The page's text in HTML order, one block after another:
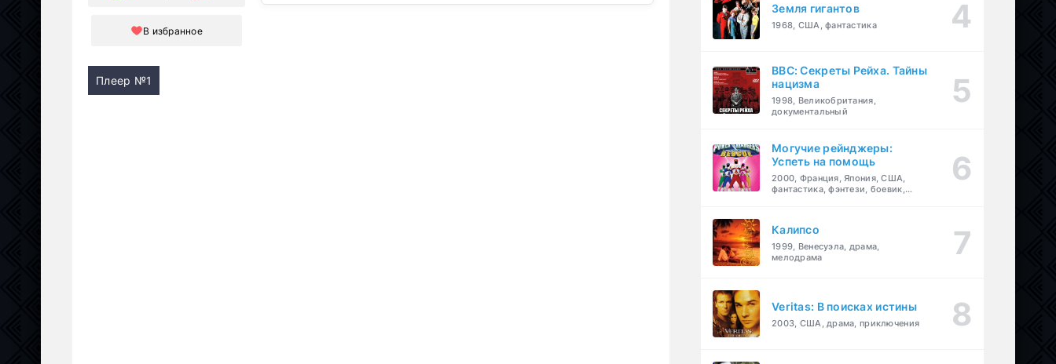
В избранное
Плеер №1
Земля гигантов
1968, США, фантастика
BBC: Секреты Рейха. Тайны
нацизма
1998, Великобритания,
документальный
Могучие рейнджеры:
Успеть на помощь
2000, Франция, Япония, США,
фантастика, фэнтези, боевик,
Калипсо
1999, Венесуэла, драма,
мелодрама
Veritas: В поисках истины
2003, США, драма, приключения